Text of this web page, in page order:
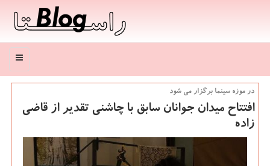
منو
در موزه سینما برگزار می شود
افتتاح میدان جوانان سابق با چاشنی تقدیر از قاضی
زاده